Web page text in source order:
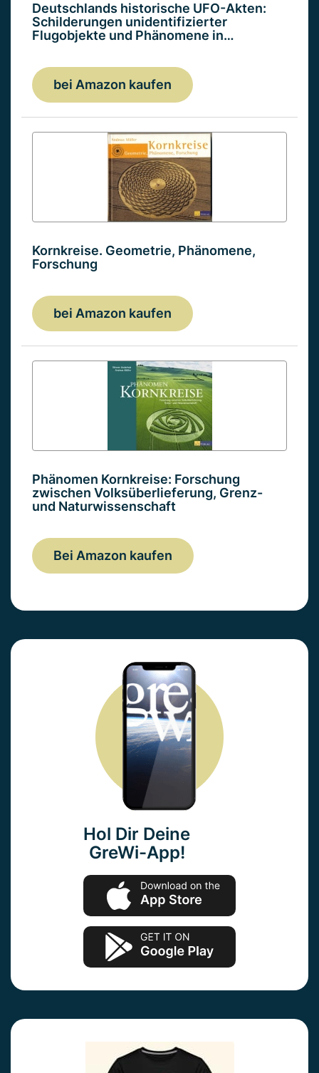
Deutschlands historische UFO-Akten:
Schilderungen unidentifizierter
Flugobjekte und Phänomene in…
bei Amazon kaufen
Kornkreise. Geometrie, Phänomene,
Forschung
bei Amazon kaufen
Phänomen Kornkreise: Forschung
zwischen Volksüberlieferung, Grenz-
und Naturwissenschaft
Bei Amazon kaufen
Hol Dir Deine
GreWi-App!